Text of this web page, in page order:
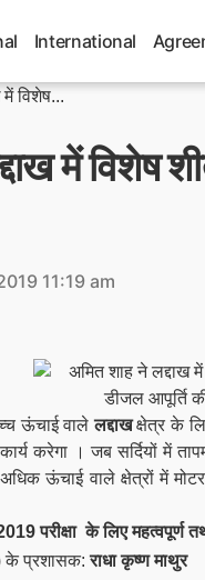
International
में विशेष...
में विशेष
11:19 am
ऊंचाई वालेलद्दाखक्षेत्र के
करेगा । जब सर्दियों में
ऊंचाई वाले क्षेत्रों में
परीक्षा के लिए महत्वपूर्ण
के प्रशासक:राधा कृष्ण माथुर